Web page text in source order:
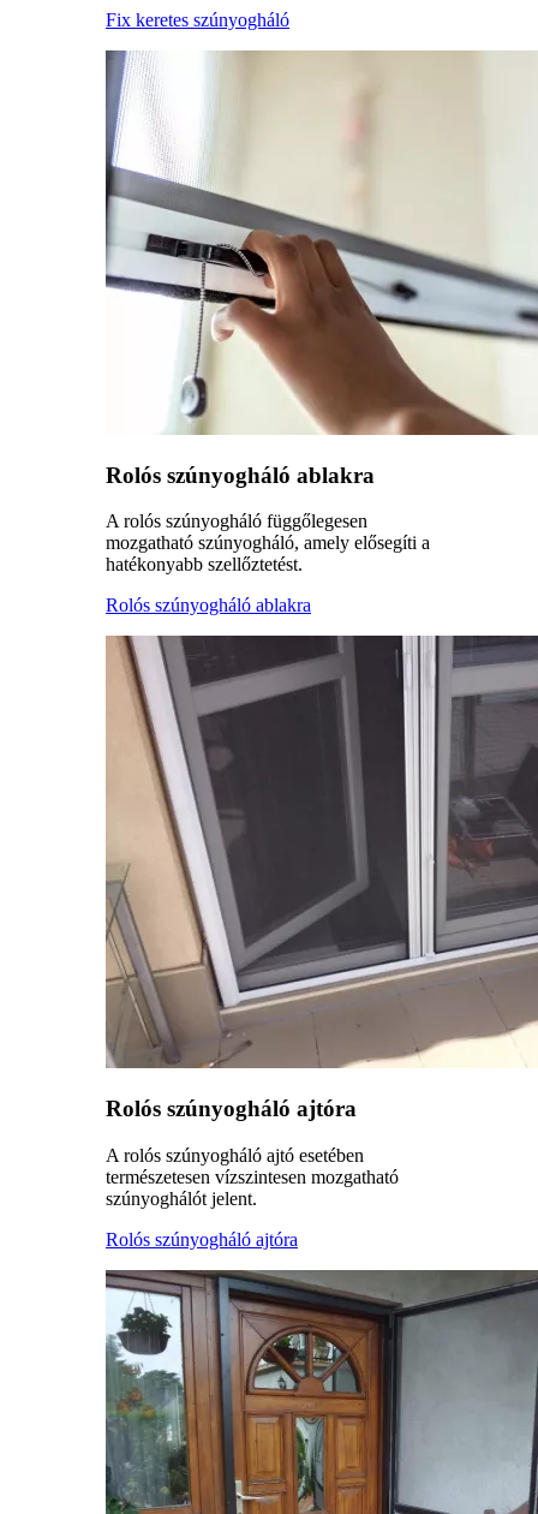
Fix keretes szúnyogháló
Rolós szúnyogháló ablakra
A rolós szúnyogháló függőlegesen
mozgatható szúnyogháló, amely elősegíti a
hatékonyabb szellőztetést.
Rolós szúnyogháló ablakra
Rolós szúnyogháló ajtóra
A rolós szúnyogháló ajtó esetében
természetesen vízszintesen mozgatható
szúnyoghálót jelent.
Rolós szúnyogháló ajtóra